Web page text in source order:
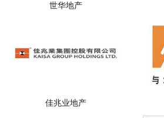
世华地产
佳兆业地产